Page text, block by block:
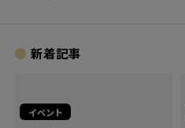
新着記事
イベント